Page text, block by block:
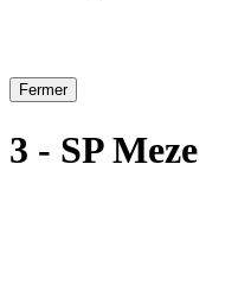
Fermer
3 - SP Meze